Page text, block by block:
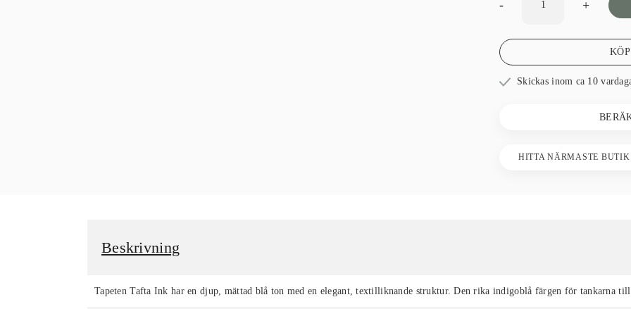
- +
Skickas inom ca 10
HITTA NÄRMASTE BUTIK
Beskrivning
Tapeten Tafta Ink har en djup, mättad blå ton med en elegant, textilliknande struktur. Den rika indigoblå färgen för tankarna